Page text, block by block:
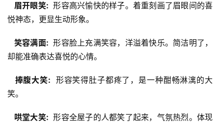
  眉开眼笑:
形容高兴愉快的样子。着重刻画了眉眼间的喜
悦神态，更显生动形象。
  笑容满面:
形容脸上充满笑容，洋溢着快乐。简洁明了，
却能准确表达喜悦的心情。
  捧腹大笑:
形容笑得肚子都疼了，是一种酣畅淋漓的大
笑。
  哄堂大笑:
形容全屋子的人都笑了起来，气氛热烈。体现